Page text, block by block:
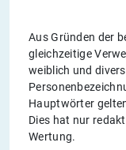
Aus Gründen der
gleichzeitige
weiblich und
Hauptwörter
Dies hat nur
Wertung.